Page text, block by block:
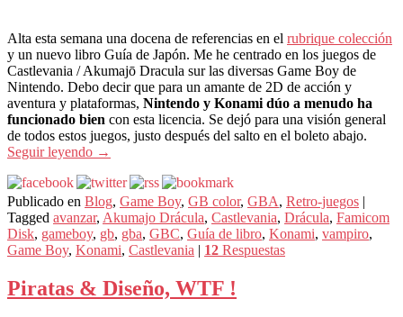
Alta esta semana una docena de referencias en el rubrique colección
y un nuevo libro Guía de Japón. Me he centrado en los juegos de
Castlevania / Akumajō Dracula sur las diversas Game Boy de
Nintendo. Debo decir que para un amante de 2D de acción y
aventura y plataformas, Nintendo y Konami dúo a menudo ha
funcionado bien con esta licencia. Se dejó para una visión general
de todos estos juegos, justo después del salto en el boleto abajo.
Seguir leyendo →
Publicado en Blog, Game Boy, GB color, GBA, Retro-juegos |
Tagged avanzar, Akumajo Drácula, Castlevania, Drácula, Famicom
Disk, gameboy, gb, gba, GBC, Guía de libro, Konami, vampiro,
Game Boy, Konami, Castlevania | 12 Respuestas
Piratas & Diseño, WTF !